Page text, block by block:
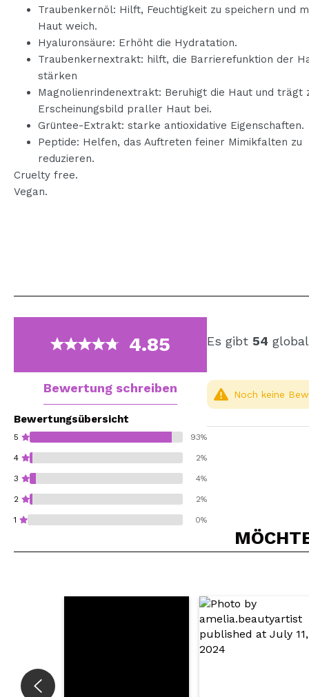
Traubenkernöl: Hilft, Feuchtigkeit zu speichern und
Haut weich.
Hyaluronsäure: Erhöht die Hydratation.
Traubenkernextrakt: hilft, die Barrierefunktion der
stärken
Magnolienrindenextrakt: Beruhigt die Haut und trägt
Erscheinungsbild praller Haut bei.
Grüntee-Extrakt: starke antioxidative Eigenschaften.
Peptide: Helfen, das Auftreten feiner Mimikfalten zu
reduzieren.
Cruelty free.
Vegan.
4.85
Bewertung schreiben
Bewertungsübersicht
5 93%
4 2%
3 4%
2 2%
1 0%
Es gibt 54
Würden Sie diesen
Noch keine